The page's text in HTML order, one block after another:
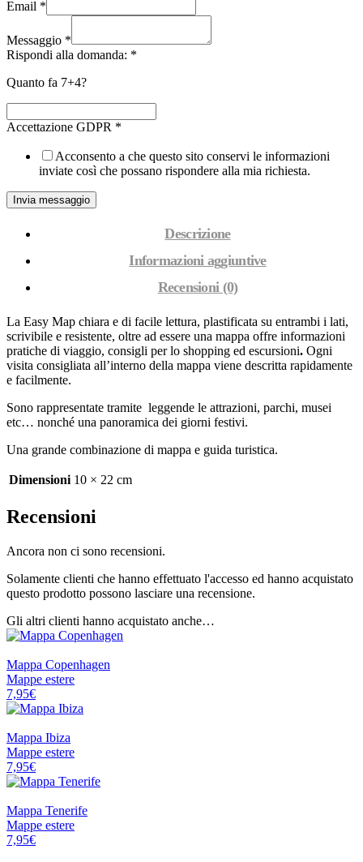
Email *
Messaggio *
Rispondi alla domanda: *
Quanto fa 7+4?
Accettazione GDPR *
Acconsento a che questo sito conservi le informazioni
inviate così che possano rispondere alla mia richiesta.
Invia messaggio
Descrizione
Informazioni aggiuntive
Recensioni (0)
La Easy Map chiara e di facile lettura, plastificata su entrambi i lati,
scrivibile e resistente, oltre ad essere una mappa offre informazioni
pratiche di viaggio, consigli per lo shopping ed escursioni. Ogni
visita consigliata all’interno della mappa viene descritta rapidamente
e facilmente.
Sono rappresentate tramite leggende le attrazioni, parchi, musei
etc… nonché una panoramica dei giorni festivi.
Una grande combinazione di mappa e guida turistica.
Dimensioni 10 × 22 cm
Recensioni
Ancora non ci sono recensioni.
Solamente clienti che hanno effettuato l'accesso ed hanno acquistato
questo prodotto possono lasciare una recensione.
Gli altri clienti hanno acquistato anche…
Mappa Copenhagen
Mappe estere
7,95€
Mappa Ibiza
Mappe estere
7,95€
Mappa Tenerife
Mappe estere
7,95€